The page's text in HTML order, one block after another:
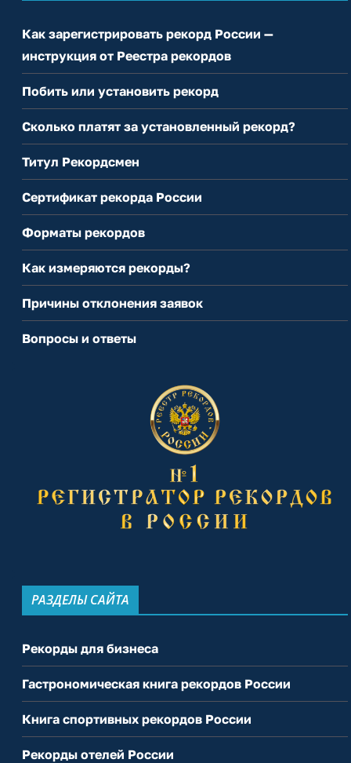
Как зарегистрировать рекорд России —
инструкция от Реестра рекордов
Побить или установить рекорд
Сколько платят за установленный рекорд?
Титул Рекордсмен
Сертификат рекорда России
Форматы рекордов
Как измеряются рекорды?
Причины отклонения заявок
Вопросы и ответы
РАЗДЕЛЫ САЙТА
Рекорды для бизнеса
Гастрономическая книга рекордов России
Книга спортивных рекордов России
Рекорды отелей России